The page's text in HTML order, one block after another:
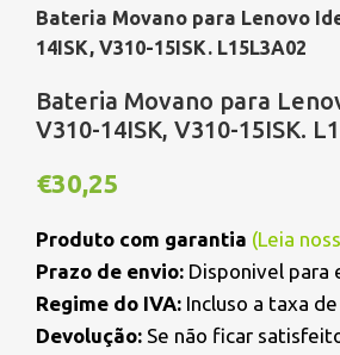
Bateria Movano para Lenovo
14ISK, V310-15ISK. L15L3A02
Bateria Movano para
V310-14ISK, V310-15ISK.
€30,25
Produto com garantia (Leia
Prazo de envio: Disponivel para
Regime do IVA: Incluso a taxa
Devolução: Se não ficar